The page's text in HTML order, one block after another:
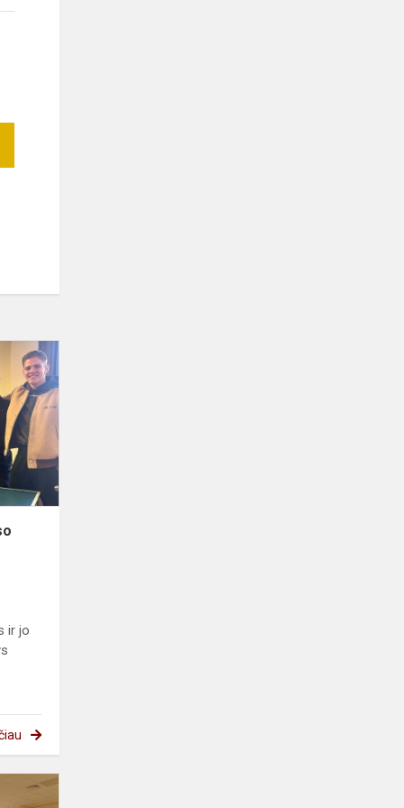
stalo
turnyras
ir jo
Meninio
skaitymo